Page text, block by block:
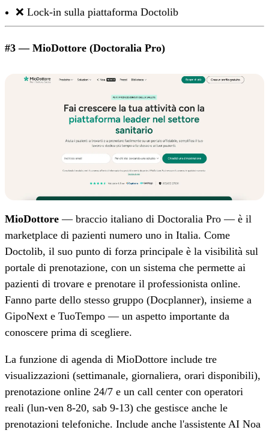
❌ Lock-in sulla piattaforma Doctolib
#3 — MioDottore (Doctoralia Pro)
MioDottore — braccio italiano di Doctoralia Pro — è il
marketplace di pazienti numero uno in Italia. Come
Doctolib, il suo punto di forza principale è la visibilità sul
portale di prenotazione, con un sistema che permette ai
pazienti di trovare e prenotare il professionista online.
Fanno parte dello stesso gruppo (Docplanner), insieme a
GipoNext e TuoTempo — un aspetto importante da
conoscere prima di scegliere.
La funzione di agenda di MioDottore include tre
visualizzazioni (settimanale, giornaliera, orari disponibili),
prenotazione online 24/7 e un call center con operatori
reali (lun-ven 8-20, sab 9-13) che gestisce anche le
prenotazioni telefoniche. Include anche l'assistente AI Noa